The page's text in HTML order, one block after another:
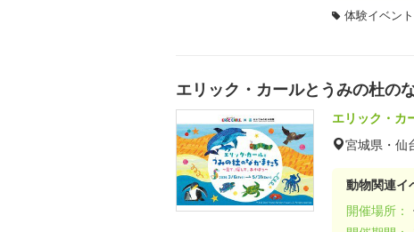
体験イベン
エリック・カールとうみの杜の
エリック・カ
宮城県・仙
動物関連イ
開催場所：